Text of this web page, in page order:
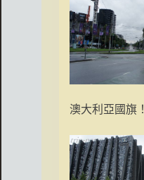
澳大利亞國旗！